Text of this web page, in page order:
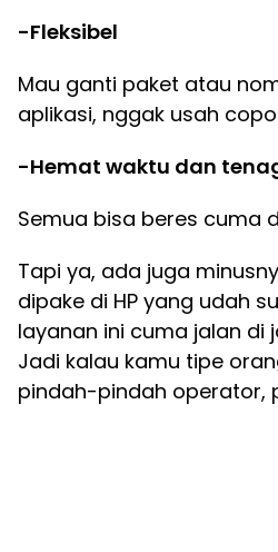
-Fleksibel
Mau ganti paket atau
aplikasi, nggak usah
-Hemat waktu dan
Semua bisa beres cuma
Tapi ya, ada juga
dipake di HP yang udah
layanan ini cuma jalan di
Jadi kalau kamu tipe
pindah-pindah operator,